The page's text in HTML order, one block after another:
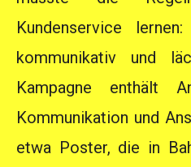
Kundenservice
kommunikativ und
Kampagne enthält
Kommunikation und
etwa Poster, die in